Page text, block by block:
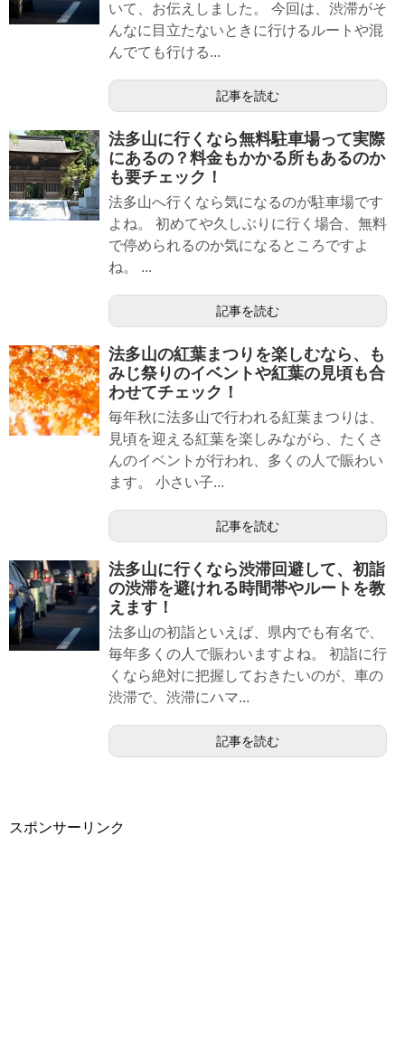
いて、お伝えしました。 今回は、渋滞がそ
んなに目立たないときに行けるルートや混
んでても行ける...
記事を読む
法多山に行くなら無料駐車場って実際
にあるの？料金もかかる所もあるのか
も要チェック！
法多山へ行くなら気になるのが駐車場です
よね。 初めてや久しぶりに行く場合、無料
で停められるのか気になるところですよ
ね。 ...
記事を読む
法多山の紅葉まつりを楽しむなら、も
みじ祭りのイベントや紅葉の見頃も合
わせてチェック！
毎年秋に法多山で行われる紅葉まつりは、
見頃を迎える紅葉を楽しみながら、たくさ
んのイベントが行われ、多くの人で賑わい
ます。 小さい子...
記事を読む
法多山に行くなら渋滞回避して、初詣
の渋滞を避けれる時間帯やルートを教
えます！
法多山の初詣といえば、県内でも有名で、
毎年多くの人で賑わいますよね。 初詣に行
くなら絶対に把握しておきたいのが、車の
渋滞で、渋滞にハマ...
記事を読む
スポンサーリンク